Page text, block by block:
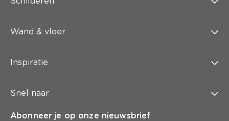
Wand & vloer
Inspiratie
Snel naar
Abonneer je op onze nieuwsbrief